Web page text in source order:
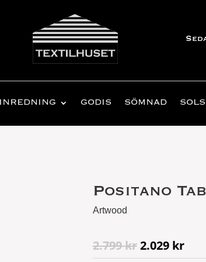
INREDNING GODIS SÖMNAD
Positano
Artwood
2.799kr Det
2.029 krDet